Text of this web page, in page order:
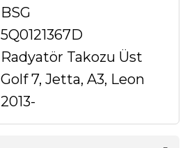
BSG
5Q0121367D
Radyatör Takozu Üst
Golf 7, Jetta, A3, Leon
2013-